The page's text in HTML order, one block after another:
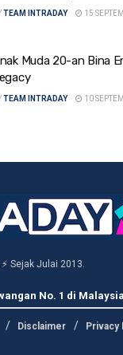
TEAM INTRADAY 15
Muda 20-an Bina
TEAM INTRADAY 10
Sejak Julai 2013.
No. 1 di Malaysia
Disclaimer
Privacy